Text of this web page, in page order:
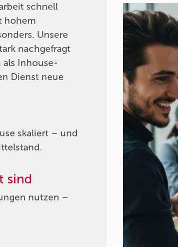
schnell
hohem
Unsere
nachgefragt
als Inhouse-
Dienst neue
skaliert – und
sind
nutzen –